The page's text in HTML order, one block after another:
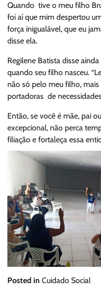
Quando tive o meu filho
foi aí que mim despertou
força inigualável, que eu
disse ela.
Regilene Batista disse
quando seu filho nasceu.
não só pelo meu filho,
portadoras de necessidades
Então, se você é mãe, pai
excepcional, não perca
filiação e fortaleça essa
Posted in Cuidado Social